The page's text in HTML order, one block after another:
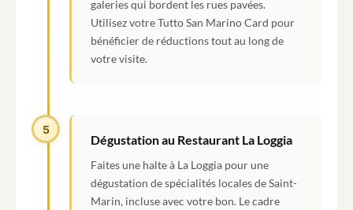
galeries qui bordent les rues pavées.
Utilisez votre Tutto San Marino Card pour
bénéficier de réductions tout au long de
votre visite.
5
Dégustation au Restaurant La Loggia
Faites une halte à La Loggia pour une
dégustation de spécialités locales de Saint-
Marin, incluse avec votre bon. Le cadre